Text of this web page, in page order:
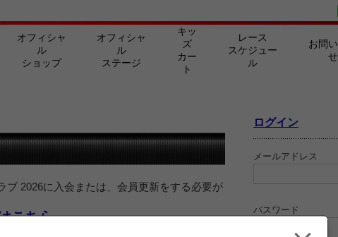
オフィシャ
ル
ショップ
オフィシャ
ル
ステージ
キッ
ズ
カー
ト
レース
スケジュー
ル
お問
せ
2026に入会または、会員更新をする必要が
こちら
ログイン
メールアドレス
パスワード